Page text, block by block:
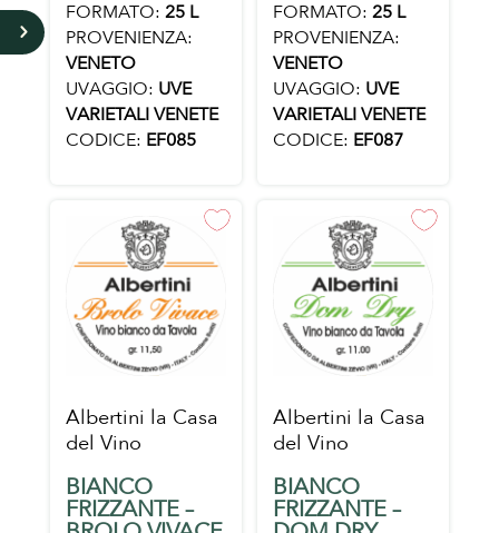
5
FORMATO: 25 L
PROVENIENZA:
VENETO
UVAGGIO: UVE
VARIETALI VENETE
CODICE: EF085
FORMATO: 25 L
PROVENIENZA:
VENETO
UVAGGIO: UVE
VARIETALI VENETE
CODICE: EF087
Albertini la Casa
del Vino
BIANCO
FRIZZANTE –
Albertini la Casa
del Vino
BIANCO
FRIZZANTE –